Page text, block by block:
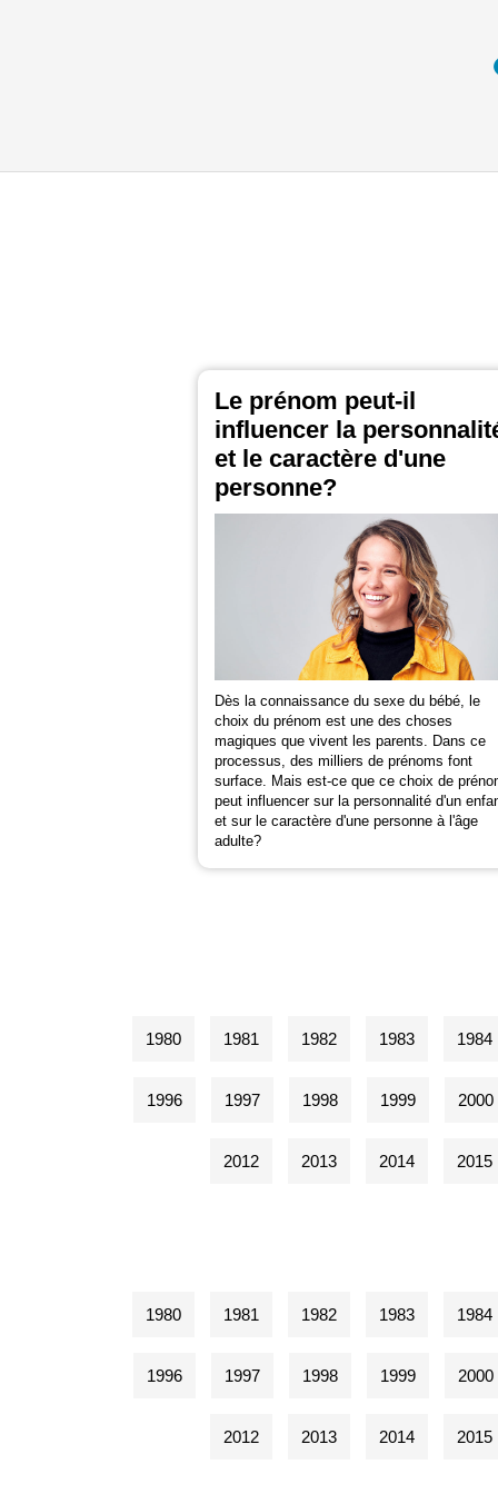
Le prénom peut-il
influencer la
et le caractère d'une
personne?
Dès la connaissance du sexe du bébé, le
choix du prénom est une des choses
magiques que vivent les parents. Dans ce
processus, des milliers de prénoms font
surface. Mais est-ce que ce choix de
peut influencer sur la personnalité d'un
et sur le caractère d'une personne à l'âge
adulte?
1980 1981 1982 1983 1984
1996 1997 1998 1999 2000
2012 2013 2014 2015
1980 1981 1982 1983 1984
1996 1997 1998 1999 2000
2012 2013 2014 2015